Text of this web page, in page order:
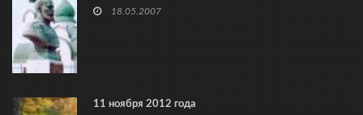
18.05.2007
11 ноября 2012 года